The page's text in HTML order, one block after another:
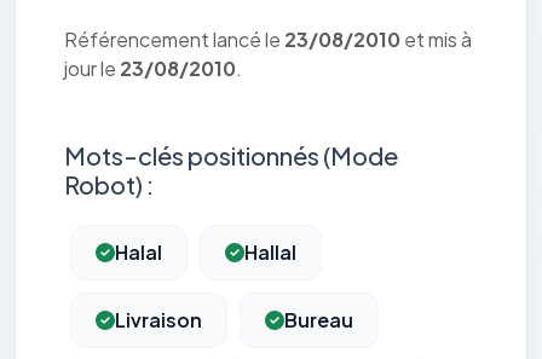
Référencement lancé le 23/08/2010 et mis à
jour le 23/08/2010.
Mots-clés positionnés (Mode
Robot) :
Halal Hallal
Livraison Bureau